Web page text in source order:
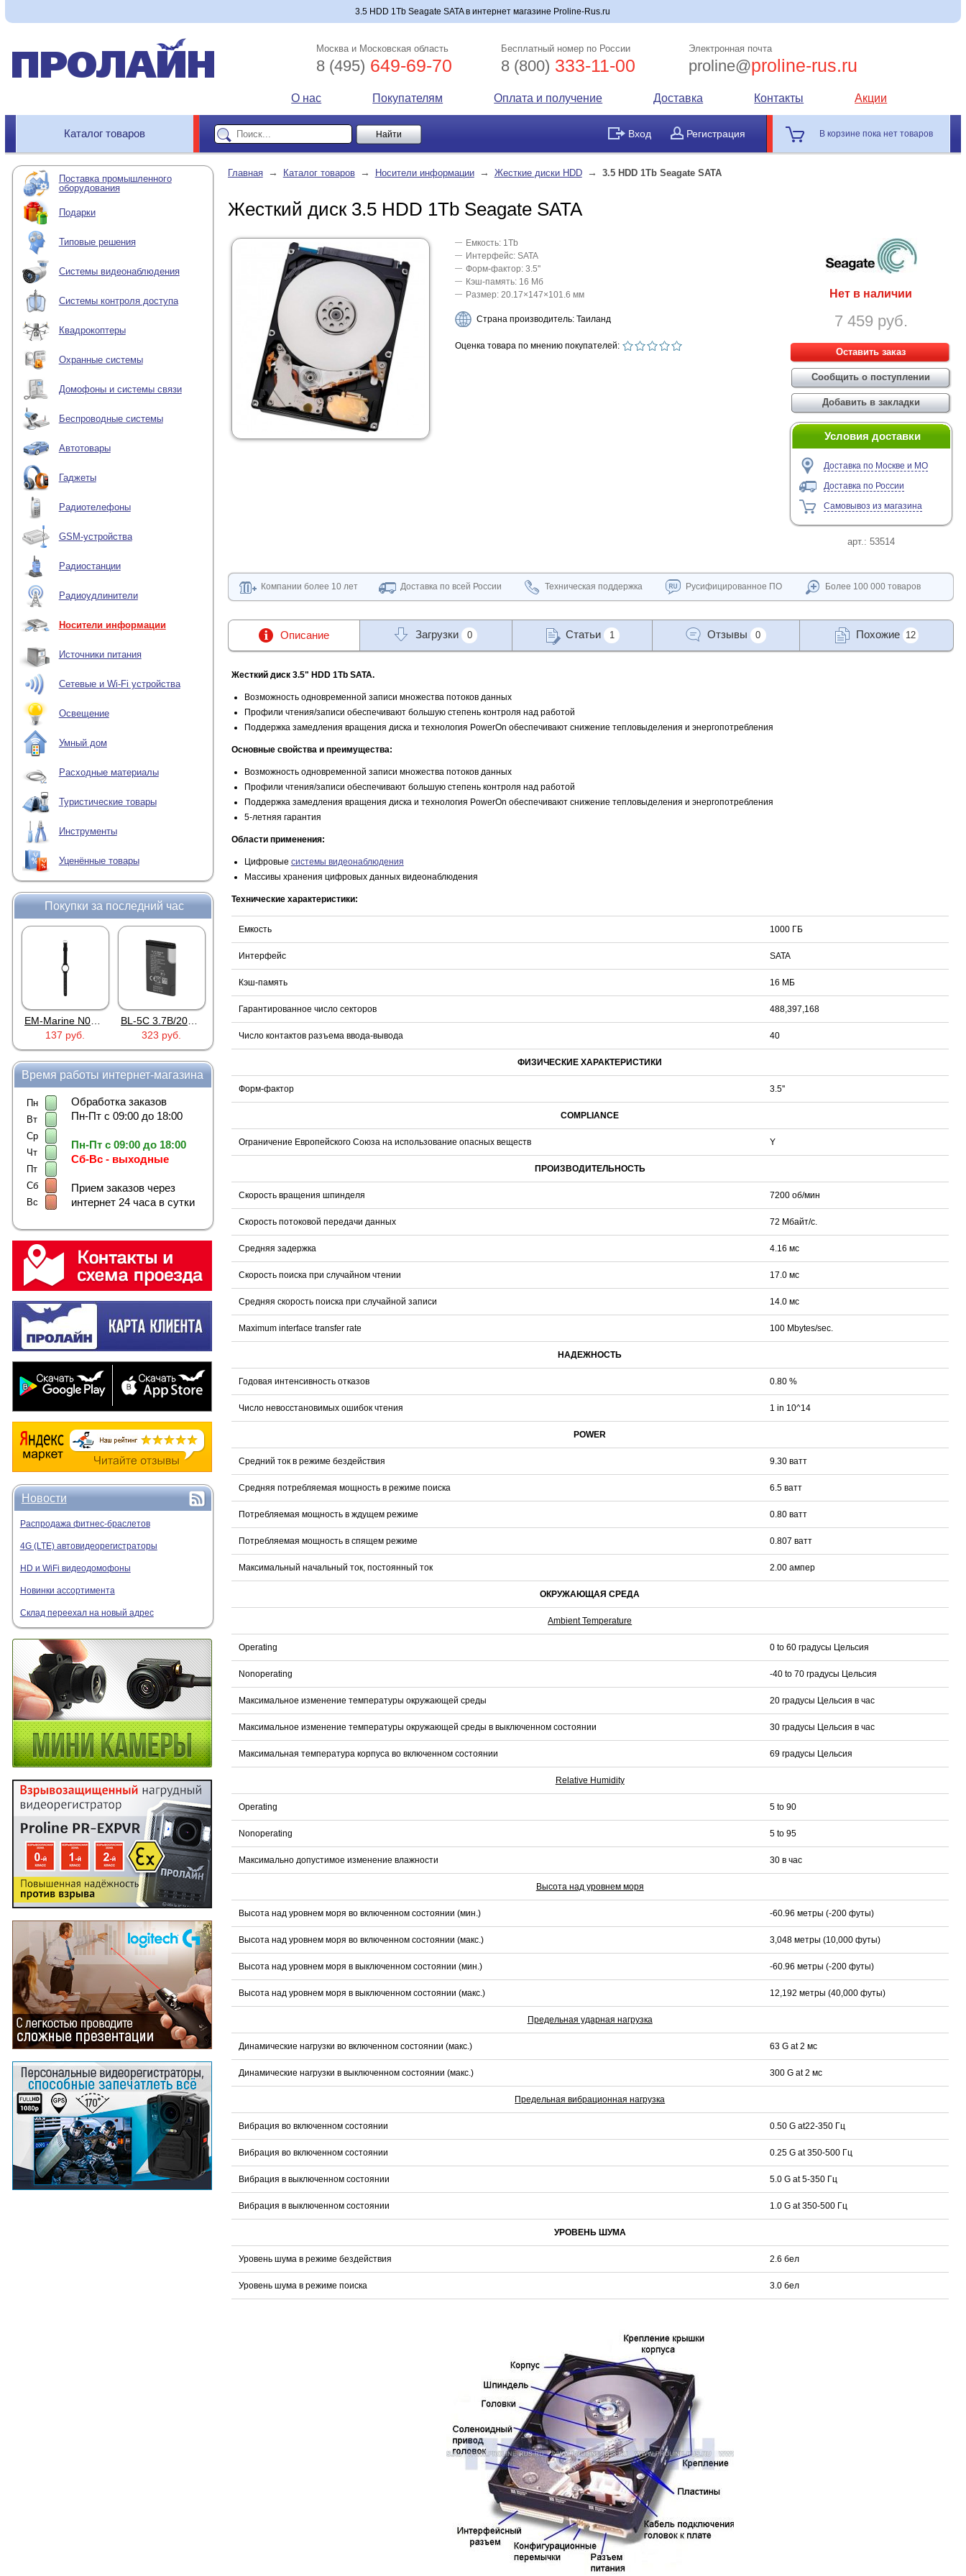
3.5 HDD 1Tb Seagate SATA в интернет магазине Proline-Rus.ru
Москва и Московская область
8 (495) 649-69-70
Бесплатный номер по России
8 (800) 333-11-00
Электронная почта
proline@proline-rus.ru
О нас Покупателям Оплата и получение Доставка Контакты Акции
Каталог товаров Вход Регистрация В корзине пока нет товаров
Поставка промышленного
оборудования
Подарки
Типовые решения
Системы видеонаблюдения
Системы контроля доступа
Квадрокоптеры
Охранные системы
Домофоны и системы связи
Беспроводные системы
Автотовары
Гаджеты
Радиотелефоны
GSM-устройства
Радиостанции
Радиоудлинители
Носители информации
Источники питания
Сетевые и Wi-Fi устройства
Освещение
Умный дом
Расходные материалы
Туристические товары
Инструменты
Уценённые товары
Покупки за последний час
EM-Marine N006BB
137 руб.
BL-5C 3.7В/2000мАч
323 руб.
Proline PR-HPT615TY
6 137 руб.
HOCO S28 Dawn White
922 руб.
Proline PR-IM2045FCX
Proline PR-NVR5116
Sonoff WTS01 (RJ9)
Sonoff THR316 Origin
Car OBD Power Adapter MU0530
Proline PR-
Время работы интернет-магазина
Пн
Вт
Ср
Чт
Пт
Сб
Вс
Обработка заказов
Пн-Пт с 09:00 до 18:00
Пн-Пт с 09:00 до 18:00
Сб-Вс - выходные
Прием заказов через
интернет 24 часа в сутки
Новости
Распродажа фитнес-браслетов
4G (LTE) автовидеорегистраторы
HD и WiFi видеодомофоны
Новинки ассортимента
Склад переехал на новый адрес
Главная → Каталог товаров → Носители информации → Жесткие диски HDD → 3.5 HDD 1Tb Seagate SATA
Жесткий диск 3.5 HDD 1Tb Seagate SATA
Емкость: 1Tb
Интерфейс: SATA
Форм-фактор: 3.5''
Кэш-память: 16 Мб
Размер: 20.17×147×101.6 мм
Страна производитель: Таиланд
Оценка товара по мнению покупателей:
Нет в наличии
7 459 руб.
Условия доставки
Доставка по Москве и МО
Доставка по России
Самовывоз из магазина
арт.: 53514
Компании более 10 лет Доставка по всей России Техническая поддержка Русифицированное ПО Более 100 000 товаров
Описание Загрузки 0 Статьи 1 Отзывы 0 Похожие 12
Жесткий диск 3.5" HDD 1Tb SATA.
Возможность одновременной записи множества потоков данных
Профили чтения/записи обеспечивают большую степень контроля над работой
Поддержка замедления вращения диска и технология PowerOn обеспечивают снижение тепловыделения и энергопотребления
Основные свойства и преимущества:
Возможность одновременной записи множества потоков данных
Профили чтения/записи обеспечивают большую степень контроля над работой
Поддержка замедления вращения диска и технология PowerOn обеспечивают снижение тепловыделения и энергопотребления
5-летняя гарантия
Области применения:
Цифровые системы видеонаблюдения
Массивы хранения цифровых данных видеонаблюдения
Технические характеристики:
Емкость 1000 ГБ
Интерфейс SATA
Кэш-память 16 МБ
Гарантированное число секторов 488,397,168
Число контактов разъема ввода-вывода 40
ФИЗИЧЕСКИЕ ХАРАКТЕРИСТИКИ
Форм-фактор 3.5''
COMPLIANCE
Ограничение Европейского Союза на использование опасных веществ Y
ПРОИЗВОДИТЕЛЬНОСТЬ
Скорость вращения шпинделя 7200 об/мин
Скорость потоковой передачи данных 72 Мбайт/с.
Средняя задержка 4.16 мс
Скорость поиска при случайном чтении 17.0 мс
Средняя скорость поиска при случайной записи 14.0 мс
Maximum interface transfer rate 100 Mbytes/sec.
НАДЕЖНОСТЬ
Годовая интенсивность отказов 0.80 %
Число невосстановимых ошибок чтения 1 in 10^14
POWER
Средний ток в режиме бездействия 9.30 ватт
Средняя потребляемая мощность в режиме поиска 6.5 ватт
Потребляемая мощность в ждущем режиме 0.80 ватт
Потребляемая мощность в спящем режиме 0.807 ватт
Максимальный начальный ток, постоянный ток 2.00 ампер
ОКРУЖАЮЩАЯ СРЕДА
Ambient Temperature
Operating 0 to 60 градусы Цельсия
Nonoperating -40 to 70 градусы Цельсия
Максимальное изменение температуры окружающей среды 20 градусы Цельсия в час
Максимальное изменение температуры окружающей среды в выключенном состоянии 30 градусы Цельсия в час
Максимальная температура корпуса во включенном состоянии 69 градусы Цельсия
Relative Humidity
Operating 5 to 90
Nonoperating 5 to 95
Максимально допустимое изменение влажности 30 в час
Высота над уровнем моря
Высота над уровнем моря во включенном состоянии (мин.) -60.96 метры (-200 футы)
Высота над уровнем моря во включенном состоянии (макс.) 3,048 метры (10,000 футы)
Высота над уровнем моря в выключенном состоянии (мин.) -60.96 метры (-200 футы)
Высота над уровнем моря в выключенном состоянии (макс.) 12,192 метры (40,000 футы)
Предельная ударная нагрузка
Динамические нагрузки во включенном состоянии (макс.) 63 G at 2 мс
Динамические нагрузки в выключенном состоянии (макс.) 300 G at 2 мс
Предельная вибрационная нагрузка
Вибрация во включенном состоянии 0.50 G at22-350 Гц
Вибрация во включенном состоянии 0.25 G at 350-500 Гц
Вибрация в выключенном состоянии 5.0 G at 5-350 Гц
Вибрация в выключенном состоянии 1.0 G at 350-500 Гц
УРОВЕНЬ ШУМА
Уровень шума в режиме бездействия 2.6 бел
Уровень шума в режиме поиска 3.0 бел